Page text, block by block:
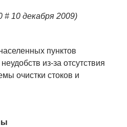
# 10 декабря 2009)
пунктов
из-за отсутствия
очистки стоков и